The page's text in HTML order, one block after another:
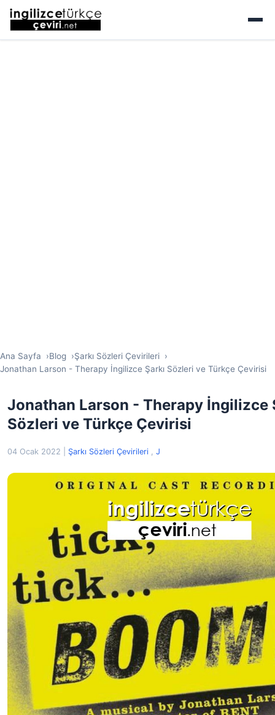
Ana Sayfa Blog
Şarkı Sözleri Çevirileri
Jonathan Larson - Therapy İngilizce Şarkı Sözleri ve Türkçe Çevirisi
Jonathan Larson - Therapy İngilizce
Sözleri ve Türkçe Çevirisi
04 Ocak 2022 Şarkı Sözleri Çevirileri , J